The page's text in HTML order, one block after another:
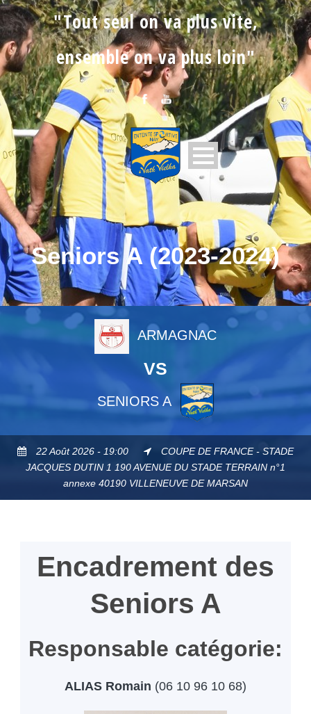
"Tout seul on va plus vite,
ensemble on va plus loin"
Seniors A (2023-2024)
ARMAGNAC
VS
SENIORS A
22 Août 2026 - 19:00
COUPE DE FRANCE - STADE
JACQUES DUTIN 1 190 AVENUE DU STADE TERRAIN n°1
annexe 40190 VILLENEUVE DE MARSAN
Encadrement des
Seniors A
Responsable catégorie:
ALIAS Romain (06 10 96 10 68)